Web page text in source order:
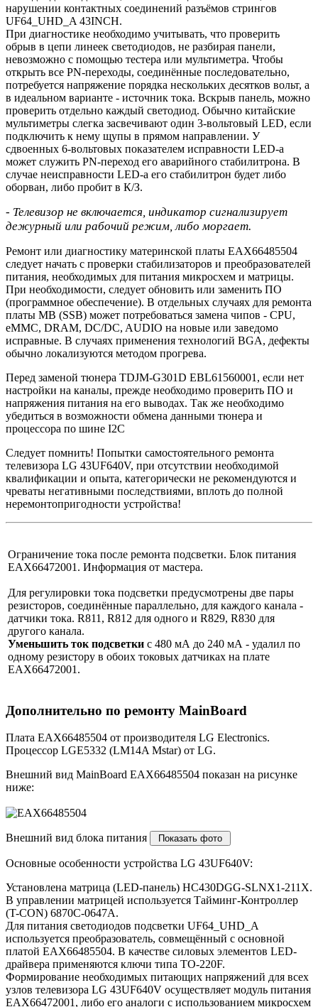
нарушении контактных соединений разъёмов стрингов
UF64_UHD_A 43INCH.
При диагностике необходимо учитывать, что проверить
обрыв в цепи линеек светодиодов, не разбирая панели,
невозможно с помощью тестера или мультиметра. Чтобы
открыть все PN-переходы, соединённые последовательно,
потребуется напряжение порядка нескольких десятков вольт, а
в идеальном варианте - источник тока. Вскрыв панель, можно
проверить отдельно каждый светодиод. Обычно китайские
мультиметры слегка засвечивают один 3-вольтовый LED, если
подключить к нему щупы в прямом направлении. У
сдвоенных 6-вольтовых показателем исправности LED-а
может служить PN-переход его аварийного стабилитрона. В
случае неисправности LED-а его стабилитрон будет либо
оборван, либо пробит в К/З.
- Телевизор не включается, индикатор сигнализирует
дежурный или рабочий режим, либо моргает.
Ремонт или диагностику материнской платы EAX66485504
следует начать с проверки стабилизаторов и преобразователей
питания, необходимых для питания микросхем и матрицы.
При необходимости, следует обновить или заменить ПО
(программное обеспечение). В отдельных случаях для ремонта
платы MB (SSB) может потребоваться замена чипов - CPU,
eMMC, DRAM, DC/DC, AUDIO на новые или заведомо
исправные. В случаях применения технологий BGA, дефекты
обычно локализуются методом прогрева.
Перед заменой тюнера TDJM-G301D EBL61560001, если нет
настройки на каналы, прежде необходимо проверить ПО и
напряжения питания на его выводах. Так же необходимо
убедиться в возможности обмена данными тюнера и
процессора по шине I2C
Следует помнить! Попытки самостоятельного ремонта
телевизора LG 43UF640V, при отсутствии необходимой
квалификации и опыта, категорически не рекомендуются и
чреваты негативными последствиями, вплоть до полной
неремонтопригодности устройства!
Ограничение тока после ремонта подсветки. Блок питания
EAX66472001. Информация от мастера.
Для регулировки тока подсветки предусмотрены две пары
резисторов, соединённые параллельно, для каждого канала -
датчики тока. R811, R812 для одного и R829, R830 для
другого канала.
Уменьшить ток подсветки с 480 мА до 240 мА - удалил по
одному резистору в обоих токовых датчиках на плате
EAX66472001.
Дополнительно по ремонту MainBoard
Плата EAX66485504 от производителя LG Electronics.
Процессор LGE5332 (LM14A Mstar) от LG.
Внешний вид MainBoard EAX66485504 показан на рисунке
ниже:
Внешний вид блока питания
Основные особенности устройства LG 43UF640V:
Установлена матрица (LED-панель) HC430DGG-SLNX1-211X.
В управлении матрицей используется Тайминг-Контроллер
(T-CON) 6870C-0647A.
Для питания светодиодов подсветки UF64_UHD_A
используется преобразователь, совмещённый с основной
платой EAX66485504. В качестве силовых элементов LED-
драйвера применяются ключи типа TO-220F.
Формирование необходимых питающих напряжений для всех
узлов телевизора LG 43UF640V осуществляет модуль питания
EAX66472001, либо его аналоги c использованием микросхем